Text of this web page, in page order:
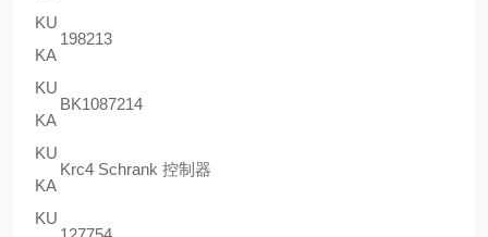
KU
KA
198213
KU
KA
BK1087214
KU
KA
Krc4 Schrank 控制器
KU